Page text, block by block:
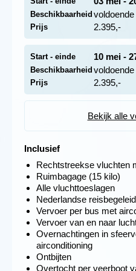
moderne stad met een
kathedraaltje. Maar
bekend als uitvalsbasis
rotspunten gebouwde
oudsten ook uit de 14e
uit de rotsen te ontspringen
Vroeger werden de
gehesen om bij de
kloosters die er vandaag
versierd met fresco’s en
Beschikbaarheid voldoende
Prijs 2.395,-
Start - einde 10 mei -
Beschikbaarheid voldoende
Prijs 2.395,-
Bekijk alle
Inclusief
Rechtstreekse vluchten
Ruimbagage (15 kilo)
Alle vluchttoeslagen
Nederlandse
Vervoer per bus met
Vervoer van en naar
Overnachtingen in
airconditioning
Ontbijten
Overtocht per veerboot